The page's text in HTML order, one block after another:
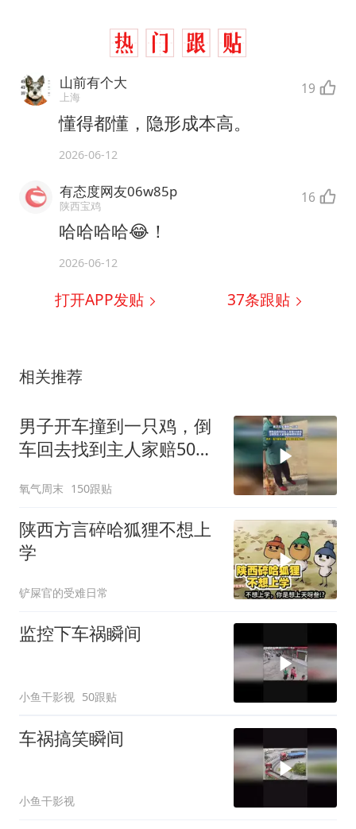
山前有个大
上海 19
懂得都懂，隐形成本高。
2026-06-12
有态度网友06w85p
陕西宝鸡 16
哈哈哈哈😂！
2026-06-12
打开APP发贴 37条跟贴
相关推荐
男子开车撞到一只鸡，倒
车回去找到主人家赔50块
把鸡带走
氧气周末 150跟贴
陕西方言碎哈狐狸不想上
学
铲屎官的受难日常
监控下车祸瞬间
小鱼干影视 50跟贴
车祸搞笑瞬间
小鱼干影视